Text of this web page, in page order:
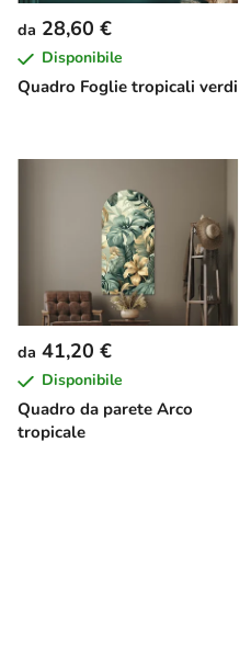
Quadro Foglie tropicali verdi
da 28,60 €
Disponibile
Quadro da parete Arco
tropicale
da 41,20 €
Disponibile